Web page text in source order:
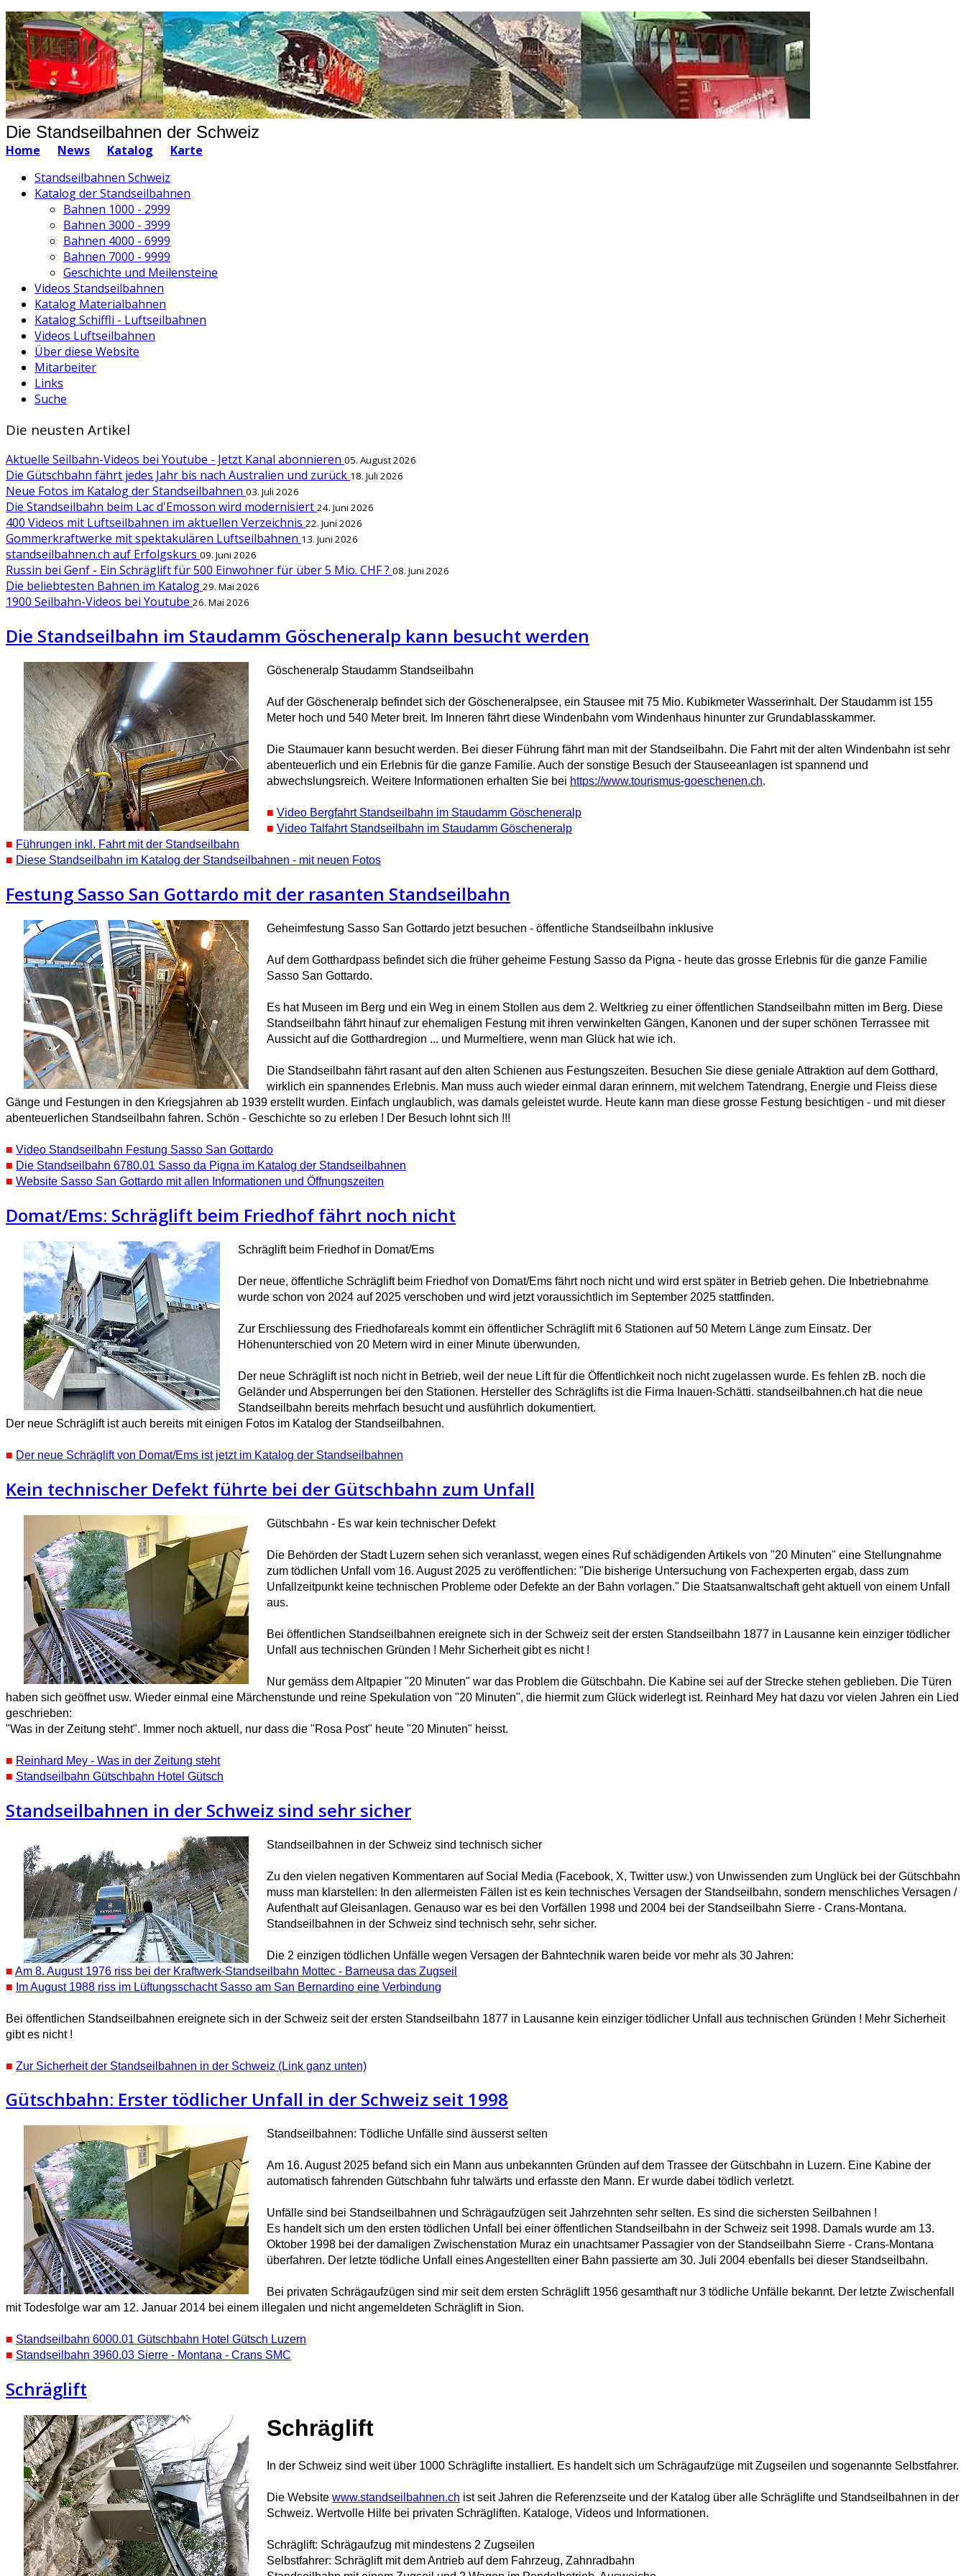
Die Standseilbahnen der Schweiz
Home News Katalog
Karte
Standseilbahnen Schweiz
Katalog der Standseilbahnen
Bahnen 1000 - 2999
Bahnen 3000 - 3999
Bahnen 4000 - 6999
Bahnen 7000 - 9999
Geschichte und Meilensteine
Videos Standseilbahnen
Katalog Materialbahnen
Katalog Schiffli - Luftseilbahnen
Videos Luftseilbahnen
Über diese Website
Mitarbeiter
Links
Suche
Die neusten Artikel
Aktuelle Seilbahn-Videos bei Youtube - Jetzt Kanal abonnieren 05. August 2026
Die Gütschbahn fährt jedes Jahr bis nach Australien und zurück 18. Juli 2026
Neue Fotos im Katalog der Standseilbahnen 03. Juli 2026
Die Standseilbahn beim Lac d'Emosson wird modernisiert 24. Juni 2026
400 Videos mit Luftseilbahnen im aktuellen Verzeichnis 22. Juni 2026
Gommerkraftwerke mit spektakulären Luftseilbahnen 13. Juni 2026
standseilbahnen.ch auf Erfolgskurs 09. Juni 2026
Russin bei Genf - Ein Schräglift für 500 Einwohner für über 5 Mio. CHF ? 08. Juni 2026
Die beliebtesten Bahnen im Katalog 29. Mai 2026
1900 Seilbahn-Videos bei Youtube 26. Mai 2026
Die Standseilbahn im Staudamm Göscheneralp kann besucht werden
Göscheneralp Staudamm Standseilbahn
Auf der Göscheneralp befindet sich der Göscheneralpsee, ein Stausee mit75 Mio. Kubikmeter Wasserinhalt. Der Staudamm ist 155
Meter hoch und 540 Meter breit. Im Inneren fährt diese Windenbahn vom Windenhaus hinunter zur Grundablasskammer.
Die Staumauer kann besucht werden. Bei dieser Führung fährt man mit der Standseilbahn. Die Fahrt mit der alten Windenbahn ist sehr
abenteuerlich und ein Erlebnis für die ganze Familie. Auch der sonstige Besuch der Stauseeanlagen ist spannend und
abwechslungsreich. Weitere Informationen erhalten Sie bei https://www.tourismus-goeschenen.ch.
■ Video Bergfahrt Standseilbahn im Staudamm Göscheneralp
■ Video Talfahrt Standseilbahn im Staudamm Göscheneralp
■ Führungen inkl. Fahrt mit der Standseilbahn
■ Diese Standseilbahn im Katalog der Standseilbahnen - mit neuen Fotos
Festung Sasso San Gottardo mit der rasanten Standseilbahn
Geheimfestung Sasso San Gottardo jetzt besuchen - öffentliche Standseilbahn inklusive
Auf dem Gotthardpass befindet sich die früher geheime Festung Sasso da Pigna - heute das grosse Erlebnis für die ganze Familie
Sasso San Gottardo.
Es hat Museen im Berg und ein Weg in einem Stollen aus dem 2. Weltkrieg zu einer öffentlichen Standseilbahn mitten im Berg. Diese
Standseilbahn fährt hinauf zur ehemaligen Festung mit ihren verwinkelten Gängen, Kanonen und der super schönen Terrassee mit
Aussicht auf die Gotthardregion ... und Murmeltiere, wenn man Glück hat wie ich.
Die Standseilbahn fährt rasant auf den alten Schienen aus Festungszeiten. Besuchen Sie diese geniale Attraktion auf dem Gotthard,
wirklich ein spannendes Erlebnis. Man muss auch wieder einmal daran erinnern, mit welchem Tatendrang, Energie und Fleiss diese
Gänge und Festungen in den Kriegsjahren ab 1939 erstellt wurden. Einfach unglaublich, was damals geleistet wurde. Heute kann man diese grosse Festung besichtigen - und mit dieser
abenteuerlichen Standseilbahn fahren. Schön - Geschichte so zu erleben ! Der Besuch lohnt sich !!!
■ Video Standseilbahn Festung Sasso San Gottardo
■ Die Standseilbahn 6780.01 Sasso da Pigna im Katalog der Standseilbahnen
■ Website Sasso San Gottardo mit allen Informationen und Öffnungszeiten
Domat/Ems: Schräglift beim Friedhof fährt noch nicht
Schräglift beim Friedhof in Domat/Ems
Der neue, öffentliche Schräglift beim Friedhof von Domat/Ems fährt noch nicht und wird erst später in Betrieb gehen. Die Inbetriebnahme
wurde schon von 2024 auf 2025 verschoben und wird jetzt voraussichtlich im September 2025 stattfinden.
Zur Erschliessung des Friedhofareals kommt ein öffentlicher Schräglift mit 6 Stationen auf 50 Metern Länge zum Einsatz. Der
Höhenunterschied von 20 Metern wird in einer Minute überwunden.
Der neue Schräglift ist noch nicht in Betrieb, weil der neue Lift für die Öffentlichkeit noch nicht zugelassen wurde. Es fehlen zB. noch die
Geländer und Absperrungen bei den Stationen. Hersteller des Schräglifts ist die Firma Inauen-Schätti. standseilbahnen.ch hat die neue
Standseilbahn bereits mehrfach besucht und ausführlich dokumentiert.
Der neue Schräglift ist auch bereits mit einigen Fotos im Katalog der Standseilbahnen.
■ Der neue Schräglift von Domat/Ems ist jetzt im Katalog der Standseilbahnen
Kein technischer Defekt führte bei der Gütschbahn zum Unfall
Gütschbahn - Es war kein technischer Defekt
Die Behörden der Stadt Luzern sehen sich veranlasst, wegen eines Ruf schädigenden Artikels von "20 Minuten" eine Stellungnahme
zum tödlichen Unfall vom 16. August 2025 zu veröffentlichen: "Die bisherige Untersuchung von Fachexperten ergab, dass zum
Unfallzeitpunkt keine technischen Probleme oder Defekte an der Bahn vorlagen." Die Staatsanwaltschaft geht aktuell von einem Unfall
aus.
Bei öffentlichen Standseilbahnen ereignete sich in der Schweiz seit der ersten Standseilbahn 1877 in Lausanne kein einziger tödlicher
Unfall aus technischen Gründen ! Mehr Sicherheit gibt es nicht !
Nur gemäss dem Altpapier "20 Minuten" war das Problem die Gütschbahn. Die Kabine sei auf der Strecke stehen geblieben. Die Türen
haben sich geöffnet usw. Wieder einmal eine Märchenstunde und reine Spekulation von "20 Minuten", die hiermit zum Glück widerlegt ist. Reinhard Mey hat dazu vor vielen Jahren ein Lied
geschrieben:
"Was in der Zeitung steht". Immer noch aktuell, nur dass die "Rosa Post" heute "20 Minuten" heisst.
■ Reinhard Mey - Was in der Zeitung steht
■ Standseilbahn Gütschbahn Hotel Gütsch
Standseilbahnen in der Schweiz sind sehr sicher
Standseilbahnen in der Schweiz sind technisch sicher
Zu den vielen negativen Kommentaren auf Social Media (Facebook, X, Twitter usw.) von Unwissenden zum Unglück bei der Gütschbahn
muss man klarstellen: In den allermeisten Fällen ist es kein technisches Versagen der Standseilbahn, sondern menschliches Versagen /
Aufenthalt auf Gleisanlagen. Genauso war es bei den Vorfällen 1998 und 2004 bei der Standseilbahn Sierre - Crans-Montana.
Standseilbahnen in der Schweiz sind technisch sehr, sehr sicher.
Die 2 einzigen tödlichen Unfälle wegen Versagen der Bahntechnik waren beide vor mehr als 30 Jahren:
■ Am 8. August 1976 riss bei der Kraftwerk-Standseilbahn Mottec - Barneusa das Zugseil
■ Im August 1988 riss im Lüftungsschacht Sasso am San Bernardino eine Verbindung
Bei öffentlichen Standseilbahnen ereignete sich in der Schweiz seit der ersten Standseilbahn 1877 in Lausanne kein einziger tödlicher Unfall aus technischen Gründen ! Mehr Sicherheit
gibt es nicht !
■ Zur Sicherheit der Standseilbahnen in der Schweiz (Link ganz unten)
Gütschbahn: Erster tödlicher Unfall in der Schweiz seit 1998
Standseilbahnen: Tödliche Unfälle sind äusserst selten
Am 16. August 2025 befand sich ein Mann aus unbekannten Gründen auf dem Trassee der Gütschbahn in Luzern. Eine Kabine der
automatisch fahrenden Gütschbahn fuhr talwärts und erfasste den Mann. Er wurde dabei tödlich verletzt.
Unfälle sind bei Standseilbahnen und Schrägaufzügen seit Jahrzehnten sehr selten. Es sind die sichersten Seilbahnen !
Es handelt sich um den ersten tödlichen Unfall bei einer öffentlichen Standseilbahn in der Schweiz seit 1998. Damals wurde am 13.
Oktober 1998 bei der damaligen Zwischenstation Muraz ein unachtsamer Passagier von der Standseilbahn Sierre - Crans-Montana
überfahren. Der letzte tödliche Unfall eines Angestellten einer Bahn passierte am 30. Juli 2004 ebenfalls bei dieser Standseilbahn.
Bei privaten Schrägaufzügen sind mir seit dem ersten Schräglift 1956 gesamthaft nur 3 tödliche Unfälle bekannt. Der letzte Zwischenfall
mit Todesfolge war am 12. Januar 2014 bei einem illegalen und nicht angemeldeten Schräglift in Sion.
■ Standseilbahn 6000.01 Gütschbahn Hotel Gütsch Luzern
■ Standseilbahn 3960.03 Sierre - Montana - Crans SMC
Schräglift
Schräglift
In der Schweiz sind weit über 1000 Schräglifte installiert. Es handelt sich um Schrägaufzüge mit Zugseilen und sogenannte Selbstfahrer.
Die Website www.standseilbahnen.ch ist seit Jahren die Referenzseite und der Katalog über alle Schräglifte und Standseilbahnen in der
Schweiz. Wertvolle Hilfe bei privaten Schrägliften. Kataloge, Videos und Informationen.
Schräglift: Schrägaufzug mit mindestens 2 Zugseilen
Selbstfahrer: Schräglift mit dem Antrieb auf dem Fahrzeug, Zahnradbahn